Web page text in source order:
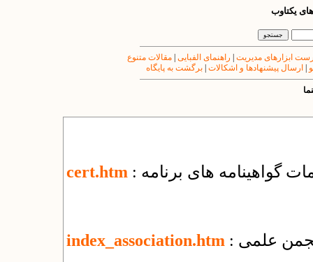
یکتاوب
ابزارهای مدیریت راهنمای الفبایی |مقالات متنوع
ارسال پیشنهادها و اشکالات برگشت به پایگاه
cert.htm گواهینامه های برنامه
index_association.htm علمی